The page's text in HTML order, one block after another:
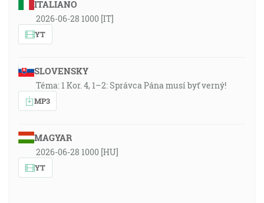
ITALIANO
2026-06-28 1000 [IT]
YT
SLOVENSKY
Téma: 1 Kor. 4, 1–2: Správca Pána musí byť verný!
MP3
MAGYAR
2026-06-28 1000 [HU]
YT